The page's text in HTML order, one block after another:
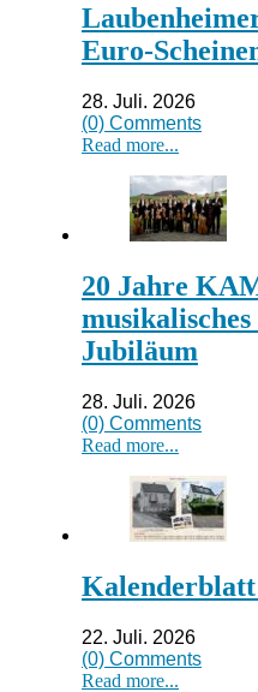
Euro-
28. Juli. 2026
(0) Comments
Read more...
20 Jahre
Jubiläum
28. Juli. 2026
(0) Comments
Read more...
22. Juli. 2026
(0) Comments
Read more...